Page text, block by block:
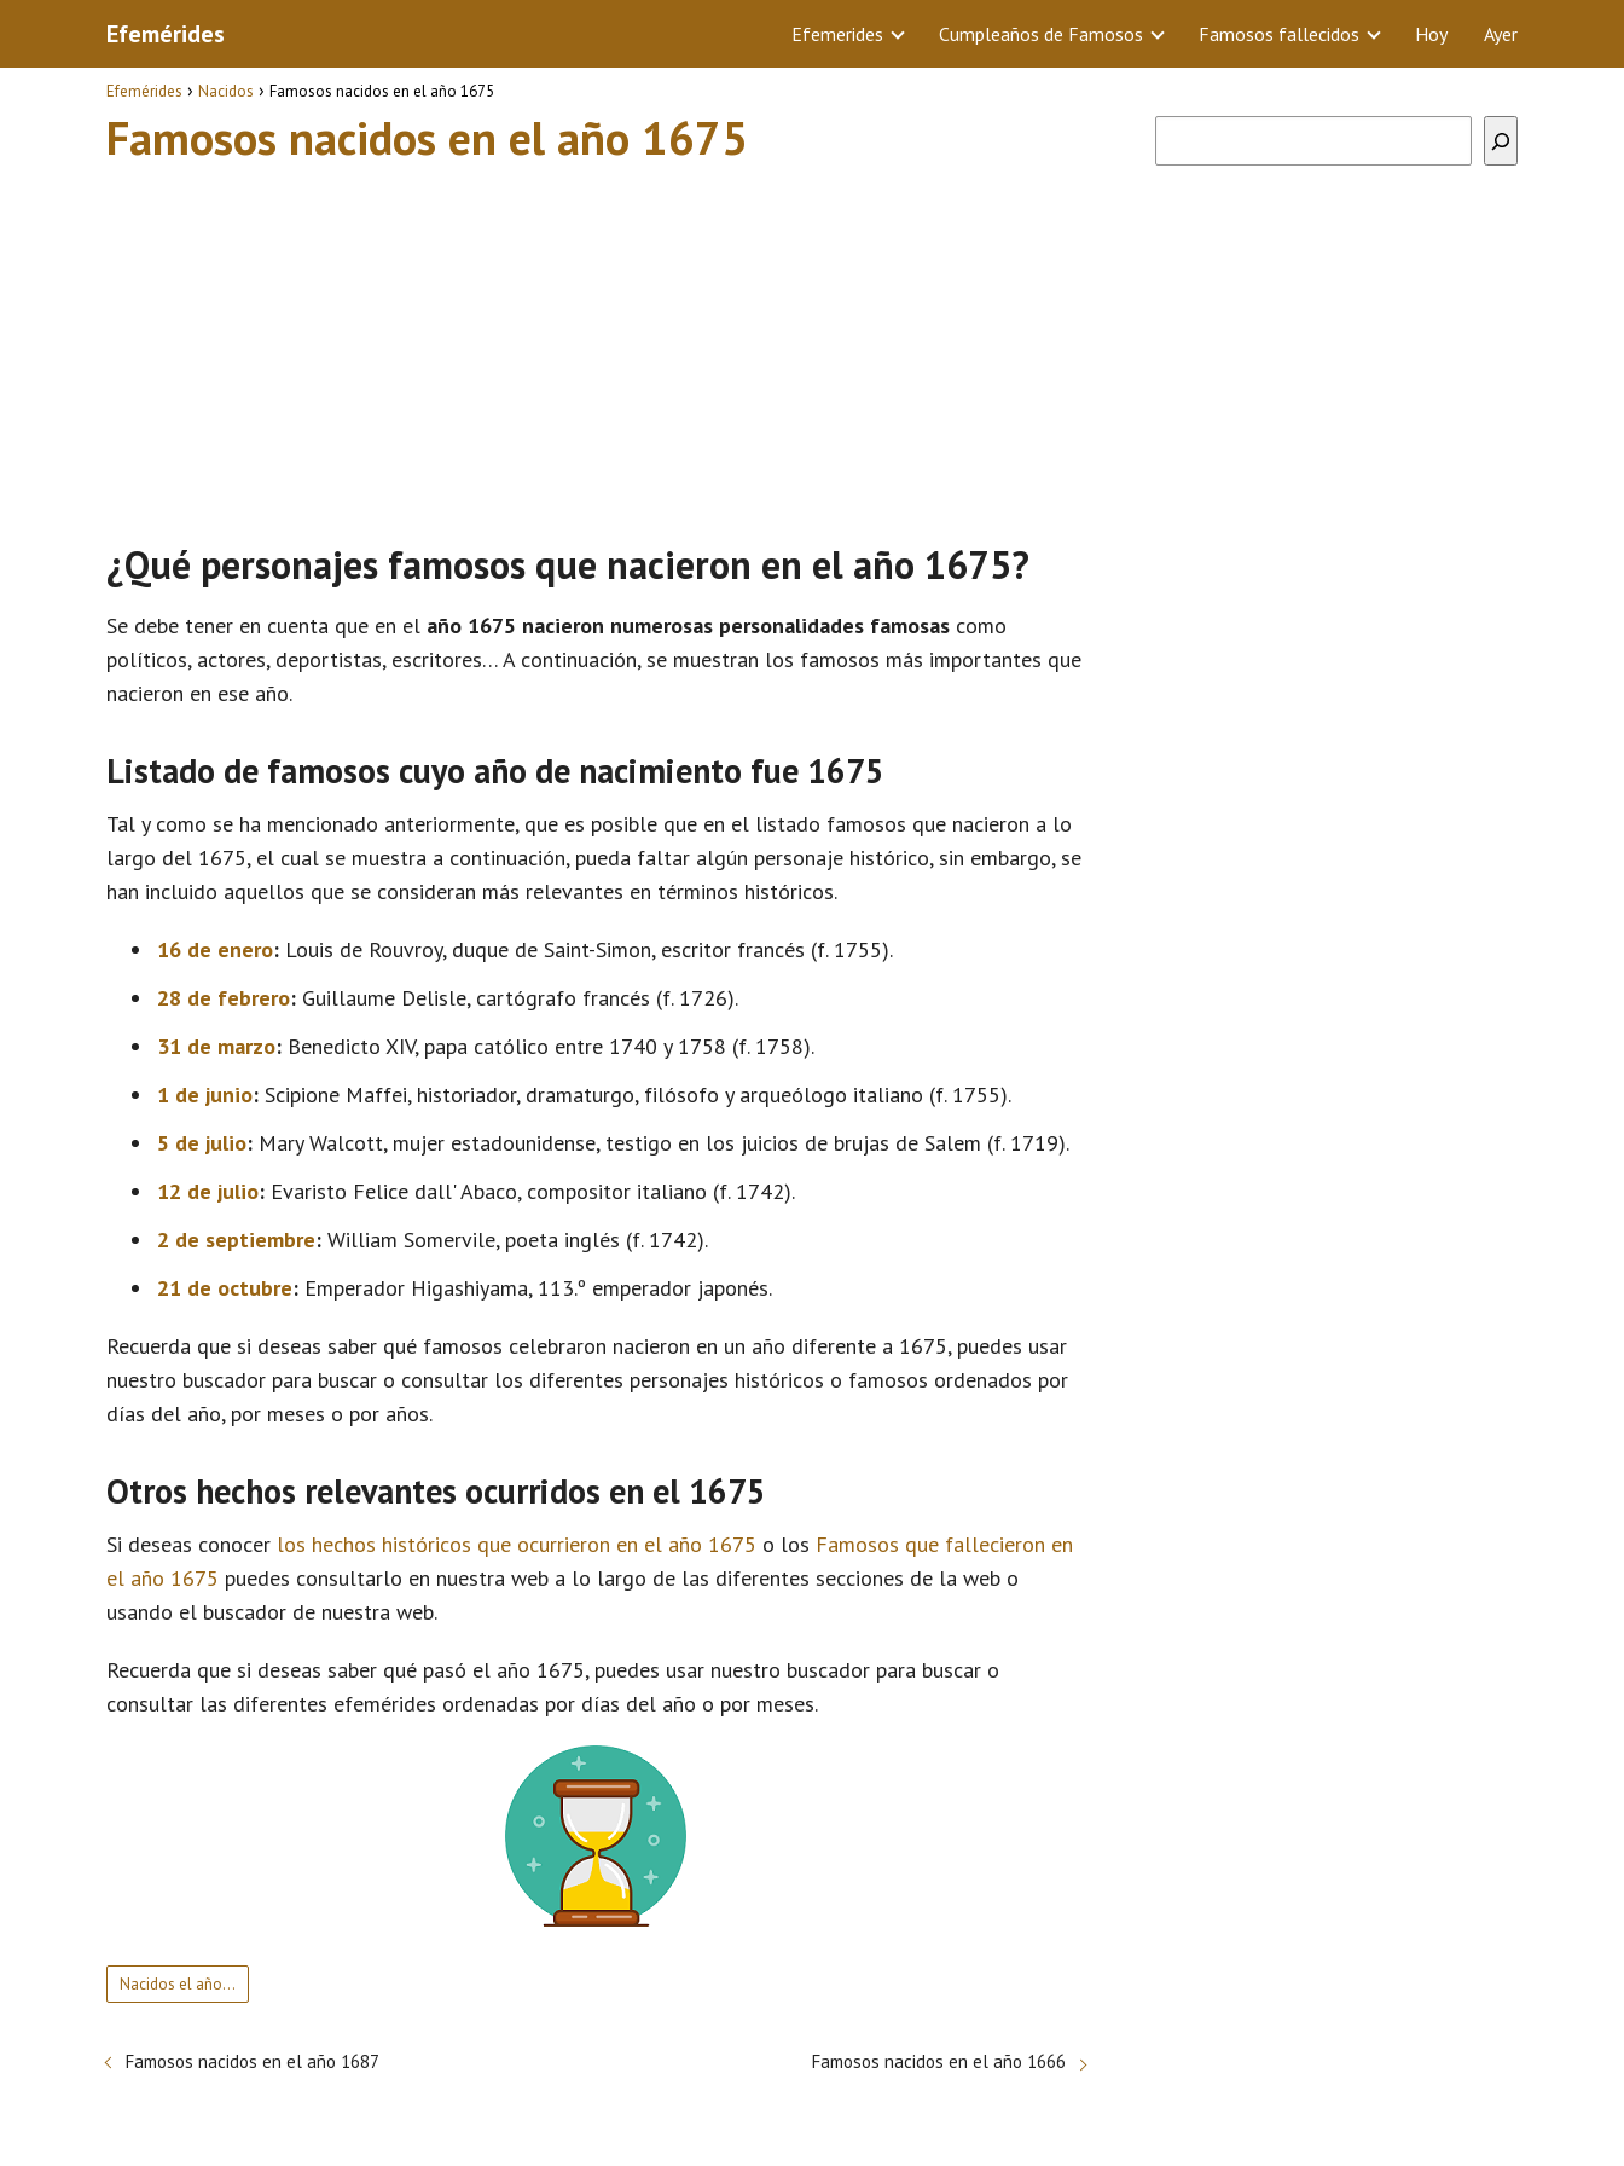
Efemérides Efemerides Cumpleaños de Famosos Famosos fallecidos Hoy Ayer
Efemérides Nacidos Famosos nacidos en el año 1675
Famosos nacidos en el año 1675
¿Qué personajes famosos que nacieron en el año 1675?
Se debe tener en cuenta que en el año 1675 nacieron numerosas personalidades famosas como
políticos, actores, deportistas, escritores… A continuación, se muestran los famosos más importantes que
nacieron en ese año.
Listado de famosos cuyo año de nacimiento fue 1675
Tal y como se ha mencionado anteriormente, que es posible que en el listado famosos que nacieron a lo
largo del 1675, el cual se muestra a continuación, pueda faltar algún personaje histórico, sin embargo, se
han incluido aquellos que se consideran más relevantes en términos históricos.
16 de enero: Louis de Rouvroy, duque de Saint-Simon, escritor francés (f. 1755).
28 de febrero: Guillaume Delisle, cartógrafo francés (f. 1726).
31 de marzo: Benedicto XIV, papa católico entre 1740 y 1758 (f. 1758).
1 de junio: Scipione Maffei, historiador, dramaturgo, filósofo y arqueólogo italiano (f. 1755).
5 de julio: Mary Walcott, mujer estadounidense, testigo en los juicios de brujas de Salem (f. 1719).
12 de julio: Evaristo Felice dall' Abaco, compositor italiano (f. 1742).
2 de septiembre: William Somervile, poeta inglés (f. 1742).
21 de octubre: Emperador Higashiyama, 113.º emperador japonés.
Recuerda que si deseas saber qué famosos celebraron nacieron en un año diferente a 1675, puedes usar
nuestro buscador para buscar o consultar los diferentes personajes históricos o famosos ordenados por
días del año, por meses o por años.
Otros hechos relevantes ocurridos en el 1675
Si deseas conocer los hechos históricos que ocurrieron en el año 1675 o los Famosos que fallecieron en
el año 1675 puedes consultarlo en nuestra web a lo largo de las diferentes secciones de la web o
usando el buscador de nuestra web.
Recuerda que si deseas saber qué pasó el año 1675, puedes usar nuestro buscador para buscar o
consultar las diferentes efemérides ordenadas por días del año o por meses.
Nacidos el año...
Famosos nacidos en el año 1687 Famosos nacidos en el año 1666